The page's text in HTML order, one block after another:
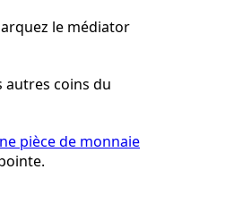
le médiator
autres coins du
pièce de monnaie